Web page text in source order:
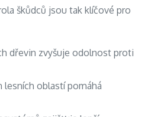
škůdců jsou tak klíčové pro
dřevin zvyšuje odolnost proti
lesních oblastí pomáhá